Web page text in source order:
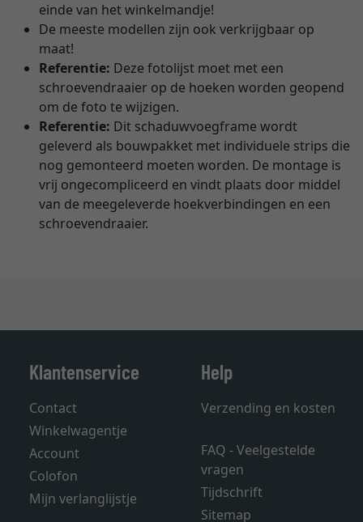
einde van het winkelmandje!
De meeste modellen zijn ook verkrijgbaar op
maat!
Referentie: Deze fotolijst moet met een
schroevendraaier op de hoeken worden geopend
om de foto te wijzigen.
Referentie: Dit schaduwvoegframe wordt
geleverd als bouwpakket met individuele strips die
nog gemonteerd moeten worden. De montage is
vrij ongecompliceerd en vindt plaats door middel
van de meegeleverde hoekverbindingen en een
schroevendraaier.
Klantenservice
Contact
Winkelwagentje
Account
Colofon
Mijn verlanglijstje
Help
Verzending en kosten
FAQ - Veelgestelde
vragen
Tijdschrift
Sitemap